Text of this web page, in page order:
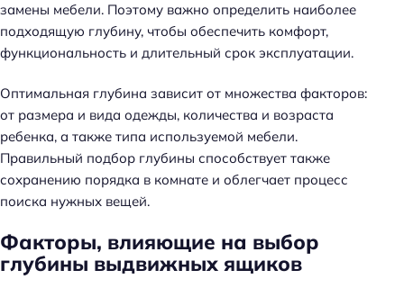
замены мебели. Поэтому важно определить наиболее
подходящую глубину, чтобы обеспечить комфорт,
функциональность и длительный срок эксплуатации.
Оптимальная глубина зависит от множества факторов:
от размера и вида одежды, количества и возраста
ребенка, а также типа используемой мебели.
Правильный подбор глубины способствует также
сохранению порядка в комнате и облегчает процесс
поиска нужных вещей.
Факторы, влияющие на выбор
глубины выдвижных ящиков